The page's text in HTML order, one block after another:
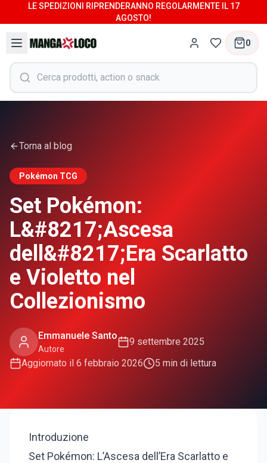
LE SPEDIZIONI RIPRENDERANNO REGOLARMENTE IL 17
AGOSTO!
0
Torna al blog
Pokémon TCG
Set Pokémon:
L&#8217;Ascesa
dell&#8217;Era Scarlatto
e Violetto nel
Collezionismo
Emmanuele Santo
Autore
9 settembre 2025
Aggiornato il 6 febbraio 2026 5 min di lettura
Introduzione
Set Pokémon: L’Ascesa dell’Era Scarlatto e